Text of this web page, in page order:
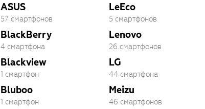
ASUS
57 смартфонов
BlackBerry
4 смартфона
Blackview
1 смартфон
Bluboo
1 смартфон
LeEco
5 смартфонов
Lenovo
26 смартфонов
LG
44 смартфона
Meizu
46 смартфонов